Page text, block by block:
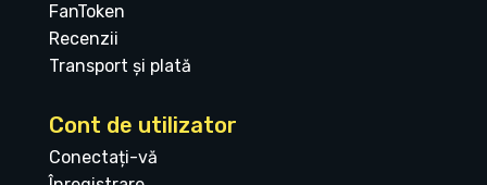
FanToken
Recenzii
Transport și plată
Cont de utilizator
Conectați-vă